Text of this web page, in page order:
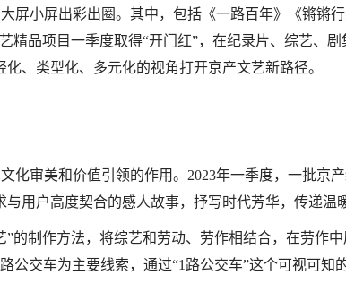
屏小屏出彩出圈。其中，包括《一路百年》《锵锵
品项目一季度取得“开门红”，在纪录片、综艺、
、类型化、多元化的视角打开京产文艺新路径。
审美和价值引领的作用。2023年一季度，一批京
用户高度契合的感人故事，抒写时代芳华，传递温
的制作方法，将综艺和劳动、劳作相结合，在劳作
交车为主要线索，通过“1路公交车”这个可视可知